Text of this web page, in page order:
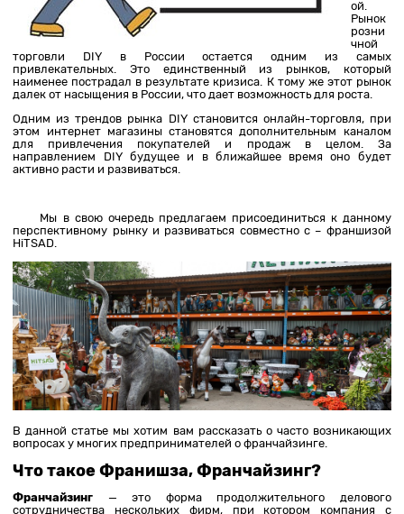
ой.
Рынок
розни
чной
торговли DIY в России остается одним из самых
привлекательных. Это единственный из рынков, который
наименее пострадал в результате кризиса. К тому же этот рынок
далек от насыщения в России, что дает возможность для роста.
Одним из трендов рынка DIY становится онлайн-торговля, при
этом интернет магазины становятся дополнительным каналом
для привлечения покупателей и продаж в целом. За
направлением DIY будущее и в ближайшее время оно будет
активно расти и развиваться.
Мы в свою очередь предлагаем присоединиться к данному
перспективному рынку и развиваться совместно с – франшизой
HiTSAD.
В данной статье мы хотим вам рассказать о часто возникающих
вопросах у многих предпринимателей о франчайзинге.
Что такое Франишза, Франчайзинг?
Франчайзинг — это форма продолжительного делового
сотрудничества нескольких фирм, при котором компания с